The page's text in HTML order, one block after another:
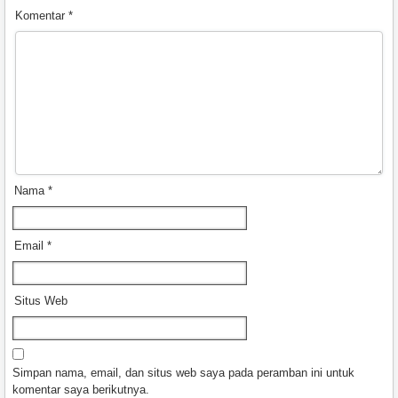
Komentar *
Nama *
Email *
Situs Web
Simpan nama, email, dan situs web saya pada peramban ini untuk
komentar saya berikutnya.